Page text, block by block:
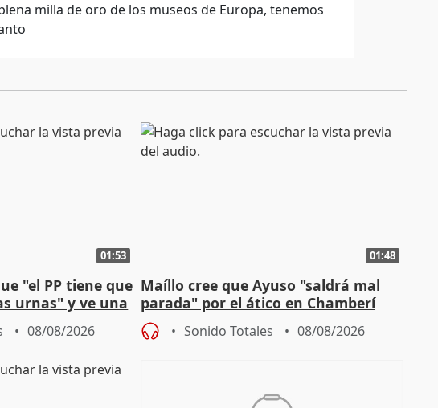
milla de oro de los museos de Europa, tenemos
01:53
"el PP tiene que
urnas" y ve una
08/08/2026
01:48
Maíllo cree que Ayuso "saldrá mal
parada" por el ático en Chamberí
Sonido Totales 08/08/2026